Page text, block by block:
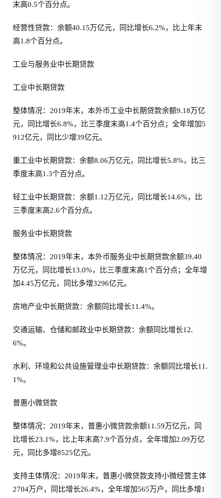
末高0.5个百分点。
经营性贷款：余额40.15万亿元，同比增长6.2%，比上年末
高1.8个百分点。
工业与服务业中长期贷款
工业中长期贷款
整体情况：2019年末，本外币工业中长期贷款余额9.18万亿
元，同比增长6.8%，比三季度末高1.4个百分点；全年增加5
912亿元，同比少增39亿元。
重工业中长期贷款：余额8.06万亿元，同比增长5.8%，比三
季度末高1.3个百分点。
轻工业中长期贷款：余额1.12万亿元，同比增长14.6%，比
三季度末高2.6个百分点。
服务业中长期贷款
整体情况：2019年末，本外币服务业中长期贷款余额39.40
万亿元，同比增长13.0%，比三季度末高1个百分点；全年增
加4.45万亿元，同比多增3296亿元。
房地产业中长期贷款：余额同比增长11.4%。
交通运输、仓储和邮政业中长期贷款：余额同比增长12.
6%。
水利、环境和公共设施管理业中长期贷款：余额同比增长11.
1%。
普惠小微贷款
整体情况：2019年末，普惠小微贷款余额11.59万亿元，同
比增长23.1%，比上年末高7.9个百分点，全年增加2.09万亿
元，同比多增8525亿元。
支持主体情况：2019年末，普惠小微贷款支持小微经营主体
2704万户，同比增长26.4%，全年增加565万户，同比多增1